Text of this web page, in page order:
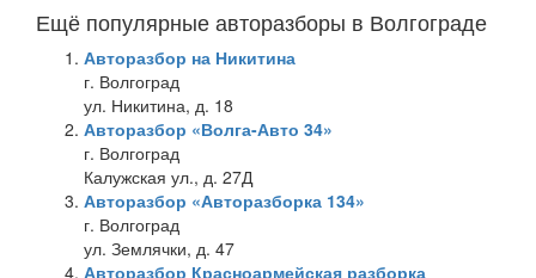
Ещё популярные авторазборы в Волгограде
Авторазбор на Никитина
г. Волгоград
ул. Никитина, д. 18
Авторазбор «Волга-Авто 34»
г. Волгоград
Калужская ул., д. 27Д
Авторазбор «Авторазборка 134»
г. Волгоград
ул. Землячки, д. 47
Авторазбор Красноармейская разборка